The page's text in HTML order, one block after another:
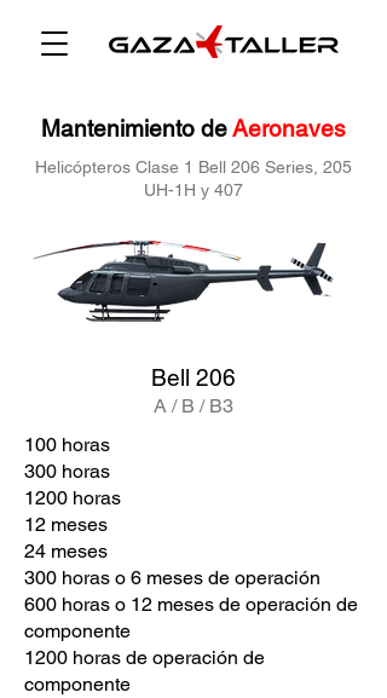
Mantenimiento deAeronaves
Helicópteros Clase 1 Bell 206 Series, 205
UH-1H y 407
Bell 206
A / B / B3
100 horas
300 horas
1200 horas
12 meses
24 meses
300 horas o 6 meses de operación
600 horas o 12 meses de operación de
componente
1200 horas de operación de
componente